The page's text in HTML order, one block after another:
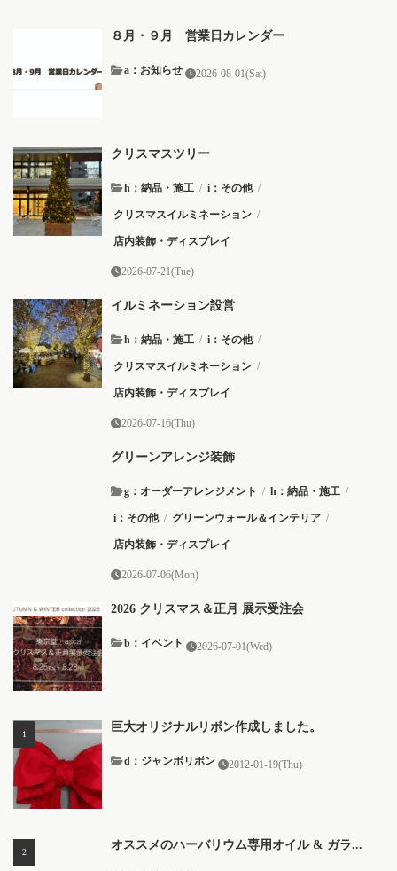
８月・９月 営業日カレンダー
a：お知らせ 2026-08-01(Sat)
クリスマスツリー
h：納品・施工 / i：その他 /
クリスマスイルミネーション /
店内装飾・ディスプレイ
2026-07-21(Tue)
イルミネーション設営
h：納品・施工 / i：その他 /
クリスマスイルミネーション /
店内装飾・ディスプレイ
2026-07-16(Thu)
グリーンアレンジ装飾
g：オーダーアレンジメント / h：納品・施工 /
i：その他 / グリーンウォール＆インテリア /
店内装飾・ディスプレイ
2026-07-06(Mon)
2026 クリスマス＆正月 展示受注会
b：イベント 2026-07-01(Wed)
巨大オリジナルリボン作成しました。
2012-01-19(Thu)
d：ジャンボリボン
オススメのハーバリウム専用オイル & ガラ...